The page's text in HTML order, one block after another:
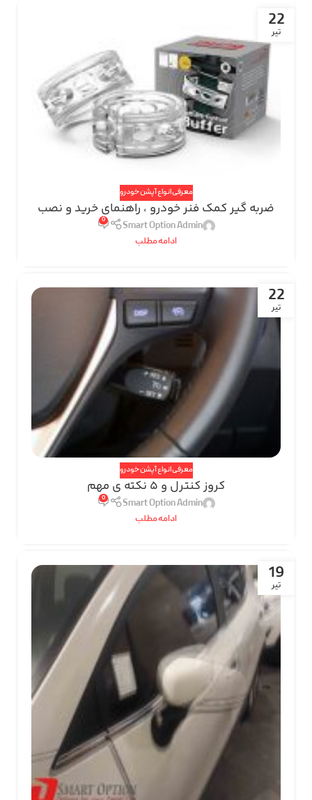
22
تیر
معرفی انواع آپشن خودرو
ضربه گیر کمک فنر خودرو ، راهنمای خرید و نصب
Smart Option Admin
0
ادامه مطلب
22
تیر
معرفی انواع آپشن خودرو
کروز کنترل و 5 نکته ی مهم
Smart Option Admin
0
ادامه مطلب
19
تیر